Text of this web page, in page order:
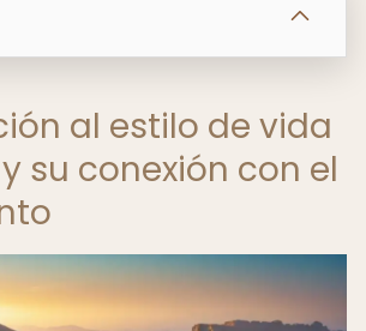
al estilo de vida
su conexión con el